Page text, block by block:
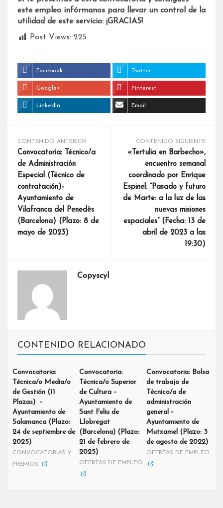
este empleo infórmanos para llevar un control de la
utilidad de este servicio: ¡GRACIAS!
Post Views: 225
Facebook Twitter
Google+ Pinterest
LinkedIn Email
CONTENIDO ANTERIOR
Convocatoria: Técnico/a
de Administración
Especial (Técnico de
contratación)-
Ayuntamiento de
Vilafranca del Penedès
(Barcelona) (Plazo: 8 de
mayo de 2023)
CONTENIDO SIGUIENTE
«Tertulia en Barbecho»,
encuentro semanal
coordinado por Enrique
Espinel: “Pasado y futuro
de Marte: a la luz de las
nuevas misiones
espaciales” (Fecha: 13 de
abril de 2023 a las
19:30)
Copyscyl
CONTENIDO RELACIONADO
Convocatoria:
Técnica/o Media/o
de Gestión (11
Plazas) –
Ayuntamiento de
Salamanca (Plazo:
24 de septiembre de
2025)
CONVOCATORIAS Y
PREMIOS
Convocatoria:
Técnica/o Superior
de Cultura –
Ayuntamiento de
Sant Feliu de
Llobregat
(Barcelona) (Plazo:
21 de febrero de
2025)
OFERTAS DE EMPLEO
Convocatoria: Bolsa
de trabajo de
Técnico/a de
administración
general –
Ayuntamiento de
Mutxamel (Plazo: 3
de agosto de 2022)
OFERTAS DE EMPLEO